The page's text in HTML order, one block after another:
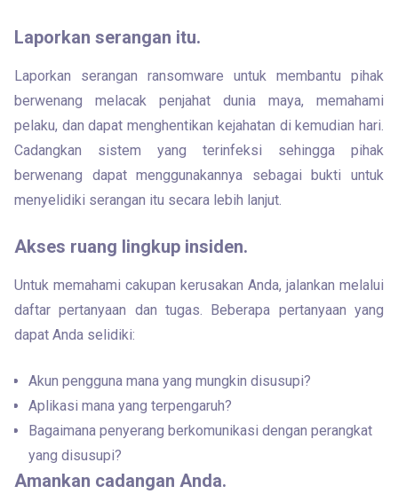
Laporkan serangan itu.
Laporkan serangan ransomware untuk membantu pihak
berwenang melacak penjahat dunia maya, memahami
pelaku, dan dapat menghentikan kejahatan di kemudian hari.
Cadangkan sistem yang terinfeksi sehingga pihak
berwenang dapat menggunakannya sebagai bukti untuk
menyelidiki serangan itu secara lebih lanjut.
Akses ruang lingkup insiden.
Untuk memahami cakupan kerusakan Anda, jalankan melalui
daftar pertanyaan dan tugas. Beberapa pertanyaan yang
dapat Anda selidiki:
Akun pengguna mana yang mungkin disusupi?
Aplikasi mana yang terpengaruh?
Bagaimana penyerang berkomunikasi dengan perangkat
yang disusupi?
Amankan cadangan Anda.